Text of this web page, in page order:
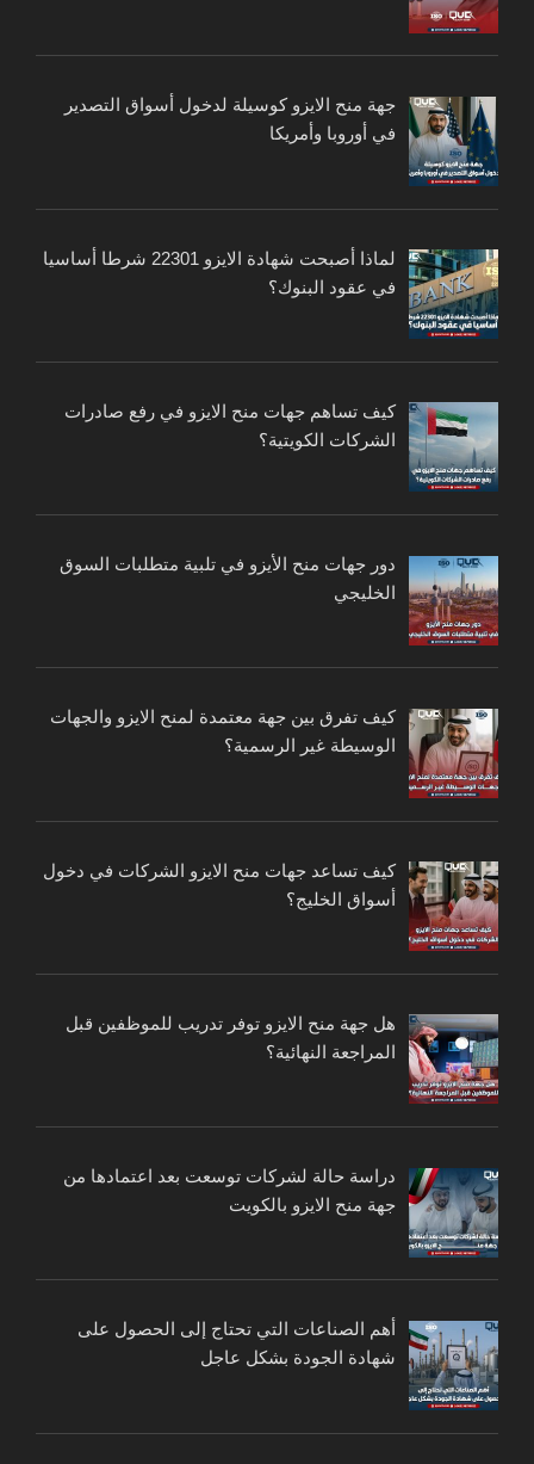
جهة منح الايزو كوسيلة لدخول أسواق التصدير
في أوروبا وأمريكا
لماذا أصبحت شهادة الايزو 22301 شرطا أساسيا
في عقود البنوك؟
كيف تساهم جهات منح الايزو في رفع صادرات
الشركات الكويتية؟
دور جهات منح الأيزو في تلبية متطلبات السوق
الخليجي
كيف تفرق بين جهة معتمدة لمنح الايزو والجهات
الوسيطة غير الرسمية؟
كيف تساعد جهات منح الايزو الشركات في دخول
أسواق الخليج؟
هل جهة منح الايزو توفر تدريب للموظفين قبل
المراجعة النهائية؟
دراسة حالة لشركات توسعت بعد اعتمادها من
جهة منح الايزو بالكويت
أهم الصناعات التي تحتاج إلى الحصول على
شهادة الجودة بشكل عاجل